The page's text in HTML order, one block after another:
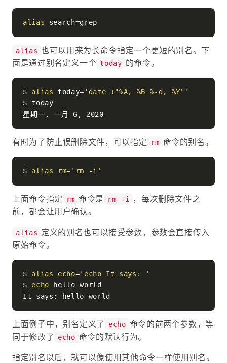
alias
alias 也可以用来为长命令指定一个更短的别名。下
面是通过别名定义一个 today 的命令。
$ alias today= 'date +"%A, %B %-d, %Y"'
$ today
有时为了防止误删除文件，可以指定 rm 命令的别名。
$ alias rm= 'rm -i'
上面命令指定 rm 命令是 rm -i
，每次删除文件之
前，都会让用户确认。
alias 定义的别名也可以接受参数，参数会直接传入
原始命令。
$ alias echo='echo It says: '
$ echo hello world
上面例子中，别名定义了 echo 命令的前两个参数，等
同于修改了
echo 命令的默认行为。
指定别名以后，就可以像使用其他命令一样使用别名。